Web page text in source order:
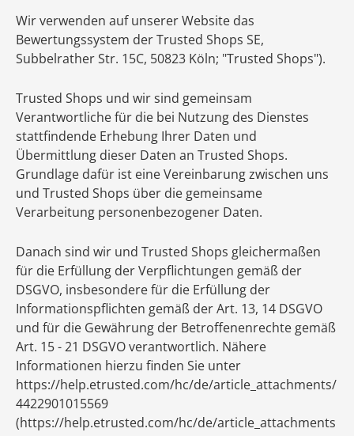
Wir verwenden auf unserer Website das
Bewertungssystem der Trusted Shops SE,
Subbelrather Str. 15C, 50823 Köln; "Trusted Shops").
Trusted Shops und wir sind gemeinsam
Verantwortliche für die bei Nutzung des Dienstes
stattfindende Erhebung Ihrer Daten und
Übermittlung dieser Daten an Trusted Shops.
Grundlage dafür ist eine Vereinbarung zwischen uns
und Trusted Shops über die gemeinsame
Verarbeitung personenbezogener Daten.
Danach sind wir und Trusted Shops gleichermaßen
für die Erfüllung der Verpflichtungen gemäß der
DSGVO, insbesondere für die Erfüllung der
Informationspflichten gemäß der Art. 13, 14 DSGVO
und für die Gewährung der Betroffenenrechte gemäß
Art. 15 - 21 DSGVO verantwortlich. Nähere
Informationen hierzu finden Sie unter
https://help.etrusted.com/hc/de/article_attachments/
4422901015569
(https://help.etrusted.com/hc/de/article_attachments